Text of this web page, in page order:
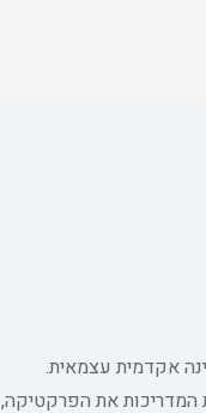
אקדמית עצמאית.
המדריכות את הפרקטיקה,